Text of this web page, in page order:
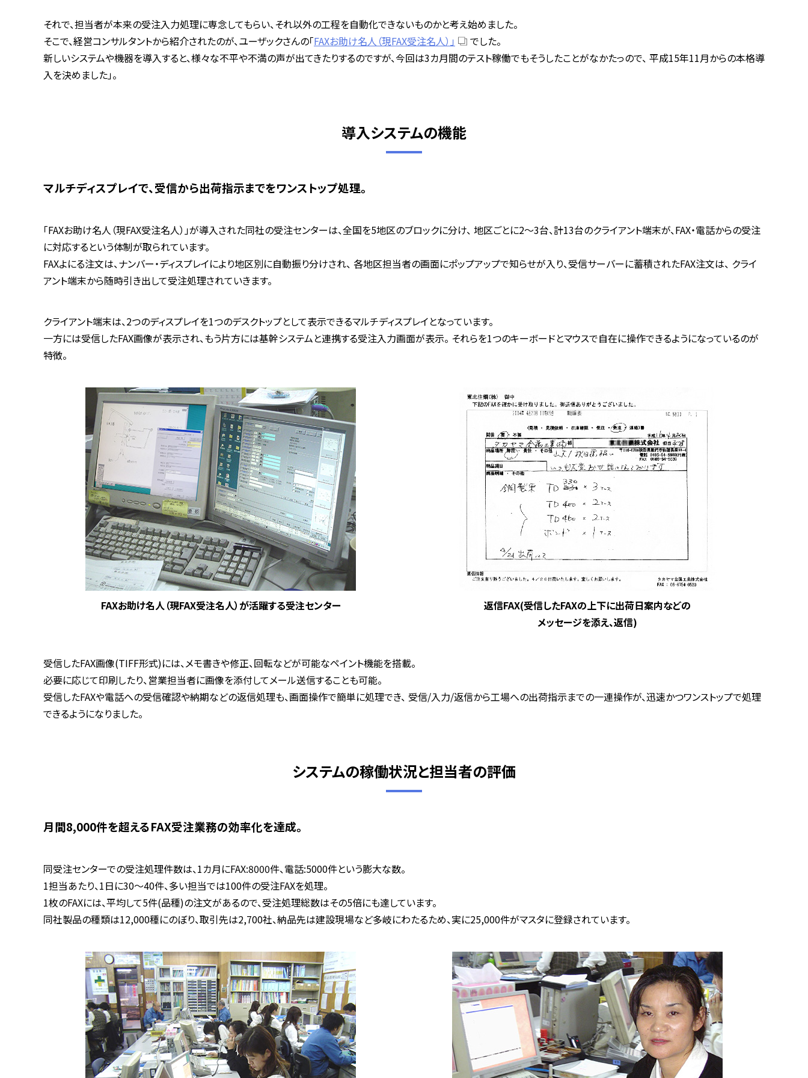
それで、担当者が本来の受注入力処理に専念してもらい、それ以外の工程を自動化できないものかと考え始めました。
そこで、経営コンサルタントから紹介されたのが、ユーザックさんの「FAXお助け名人（現FAX受注名人）」
でした。
新しいシステムや機器を導入すると、様々な不平や不満の声が出てきたりするのですが、今回は3カ月間のテスト稼働でもそうしたことがなかたっので、 平成15年11月からの本格導
入を決めました」。
導入システムの機能
マルチディスプレイで、受信から出荷指示までをワンストップ処理。
「FAXお助け名人（現FAX受注名人）」が導入された同社の受注センターは、全国を5地区のブロックに分け、 地区ごとに2～3台、計13台のクライアント端末が、FAX・電話からの受注
に対応するという体制が取られています。
FAXよにる注文は、ナンバー・ディスプレイにより地区別に自動振り分けされ、 各地区担当者の画面にポップアップで知らせが入り、受信サーバーに蓄積されたFAX注文は、 クライ
アント端末から随時引き出して受注処理されていきます。
クライアント端末は、2つのディスプレイを1つのデスクトップとして表示できるマルチディスプレイとなっています。
一方には受信したFAX画像が表示され、もう片方には基幹システムと連携する受注入力画面が表示。 それらを1つのキーボードとマウスで自在に操作できるようになっているのが
特徴。
FAXお助け名人（現FAX受注名人）が活躍する受注センター
返信FAX(受信したFAXの上下に出荷日案内などの
メッセージを添え、返信)
受信したFAX画像(TIFF形式)には、メモ書きや修正、回転などが可能なペイント機能を搭載。
必要に応じて印刷したり、営業担当者に画像を添付してメール送信することも可能。
受信したFAXや電話への受信確認や納期などの返信処理も、画面操作で簡単に処理でき、 受信/入力/返信から工場への出荷指示までの一連操作が、迅速かつワンストップで処理
できるようになりました。
システムの稼働状況と担当者の評価
月間8,000件を超えるFAX受注業務の効率化を達成。
同受注センターでの受注処理件数は、1カ月にFAX:8000件、電話:5000件という膨大な数。
1担当あたり、1日に30～40件、多い担当では100件の受注FAXを処理。
1枚のFAXには、平均して5件(品種)の注文があるので、受注処理総数はその5倍にも達しています。
同社製品の種類は12,000種にのぼり、取引先は2,700社、納品先は建設現場など多岐にわたるため、実に25,000件がマスタに登録されています。